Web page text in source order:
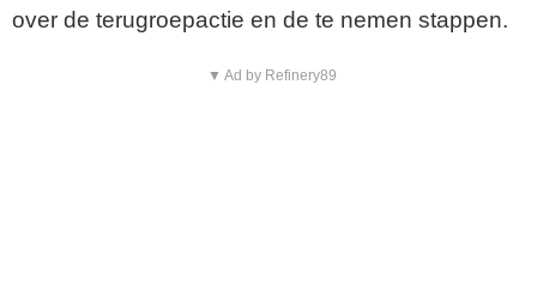
over de terugroepactie en de te nemen stappen.
▼ Ad by Refinery89